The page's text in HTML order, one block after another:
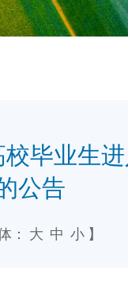
毕业生
公告
： 大 中 小 】